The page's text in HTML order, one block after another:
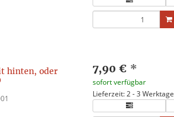
hinten, oder
7,90 € *
sofort verfügbar
Lieferzeit: 2 - 3 Werktage